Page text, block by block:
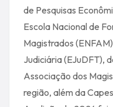
de Pesquisas
Escola Nacional de
Magistrados
Judiciária (EJuDFT),
Associação dos
região, além da